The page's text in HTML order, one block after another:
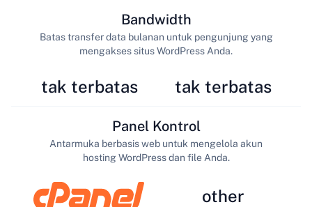
tak terbatas
Bandwidth
Batas transfer data bulanan untuk pengunjung yang
mengakses situs WordPress Anda.
tak terbatas
Panel Kontrol
Antarmuka berbasis web untuk mengelola akun
hosting WordPress dan file Anda.
other